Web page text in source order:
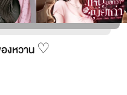
งหวาน ♡